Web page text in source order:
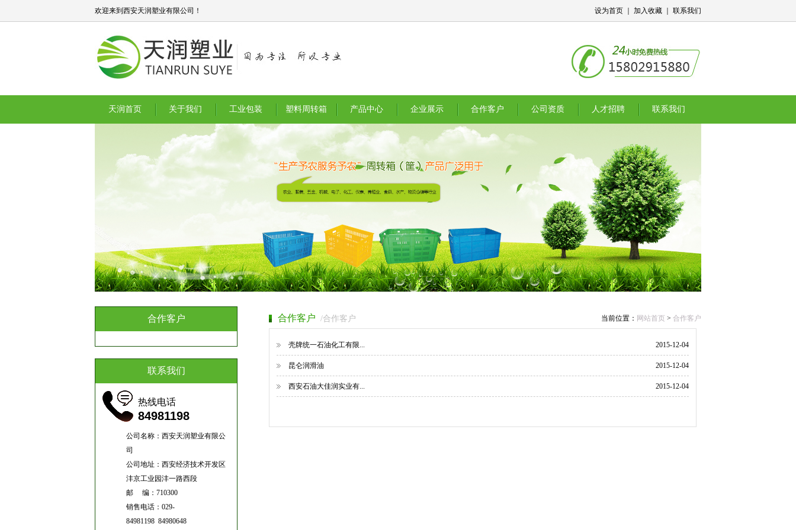
欢迎来到西安天润塑业有限公司！ 设为首页 加入收藏 联系我们
天润首页 关于我们 工业包装 塑料周转箱 产品中心 企业展示 合作客户 公司资质 人才招聘 联系我们
合作客户
联系我们
热线电话
84981198
公司名称：西安天润塑业有限公
司
公司地址：西安经济技术开发区
沣京工业园沣一路西段
邮 编：710300
销售电话：029-
84981198 84980648
合作客户 /合作客户 当前位置： 网站首页 > 合作客户
2015-12-04
壳牌统一石油化工有限...
2015-12-04
昆仑润滑油
2015-12-04
西安石油大佳润实业有...